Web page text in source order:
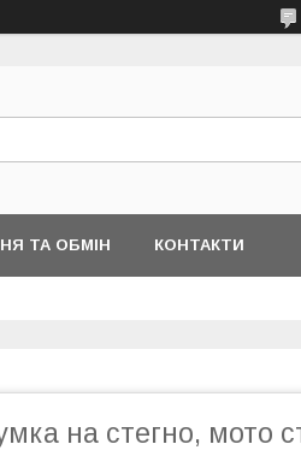
ТА ОБМІН КОНТАКТИ
на стегно, мото